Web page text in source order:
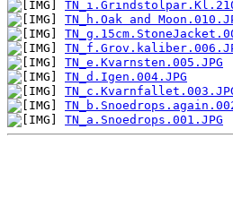
TN_h.Oak and
TN_e.Kvarnsten.005.JPG
TN_d.Igen.004.JPG
TN_a.Snoedrops.001.JPG